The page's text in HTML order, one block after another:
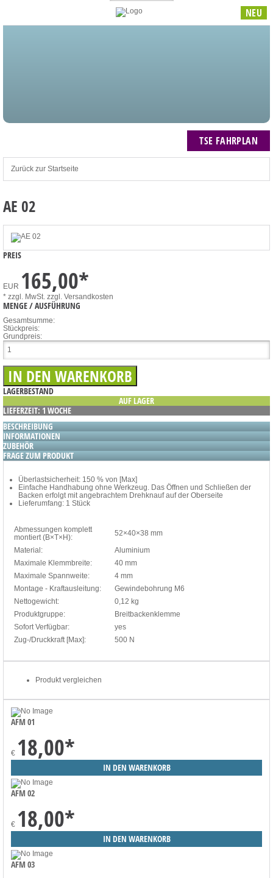
TSE FAHRPLAN
Zurück zur Startseite
AE 02
NEU
PREIS
EUR 165,00*
* zzgl. MwSt. zzgl. Versandkosten
MENGE / AUSFÜHRUNG
Gesamtsumme:
Stückpreis:
Grundpreis:
LAGERBESTAND
AUF LAGER
LIEFERZEIT: 1 WOCHE
BESCHREIBUNG
INFORMATIONEN
ZUBEHÖR
FRAGE ZUM PRODUKT
Überlastsicherheit: 150 % von [Max]
Einfache Handhabung ohne Werkzeug. Das Öffnen und Schließen der
Backen erfolgt mit angebrachtem Drehknauf auf der Oberseite
Lieferumfang: 1 Stück
Abmessungen komplett
montiert (B×T×H):
52×40×38 mm
Material:
Aluminium
Maximale Klemmbreite:
40 mm
Maximale Spannweite:
4 mm
Montage - Kraftausleitung:
Gewindebohrung M6
Nettogewicht:
0,12 kg
Produktgruppe:
Breitbackenklemme
Sofort Verfügbar:
yes
Zug-/Druckkraft [Max]:
500 N
Produkt vergleichen
AFM 01
€ 18,00*
AFM 02
€ 18,00*
AFM 03